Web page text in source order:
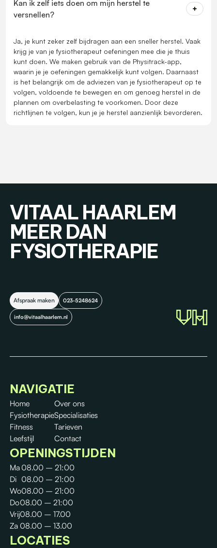
Kan ik zelf iets doen om mijn herstel te
versnellen?
Ja, je kunt zeker zelf bijdragen aan een sneller herstel. Vaak
krijg je van je fysiotherapeut oefeningen mee die je thuis
kunt doen. We maken gebruik van de Physitrack-app,
waarin je je oefeningen gemakkelijk kunt volgen. Daarnaast
is het belangrijk om de adviezen van je fysiotherapeut op te
volgen, voldoende te bewegen en om genoeg herstel in de
plannen om overbelasting te voorkomen. Door deze
richtlijnen te volgen, kun je je herstel aanzienlijk bevorderen.
VITAAL HAARLEM
MEER DAN
FYSIOTHERAPIE
Afspraak maken 023-5248624
info@vitaalhaarlem.nl
NAVIGATIE
Home
Fysiotherapie
Fitness
Leefstijl
Over ons
Specialisaties
Tarieven
Contact
OPENINGSTIJDEN
Ma
Di
Wo
08.00 – 21:00
08.00 – 21:00
08.00 – 21:00
Do
Vrij
Za
08.00 – 21:00
08.00 – 17.00
08.00 – 13.00
LOCATIES